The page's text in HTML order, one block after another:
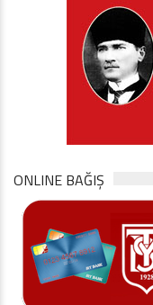
ONLINE BAĞIŞ